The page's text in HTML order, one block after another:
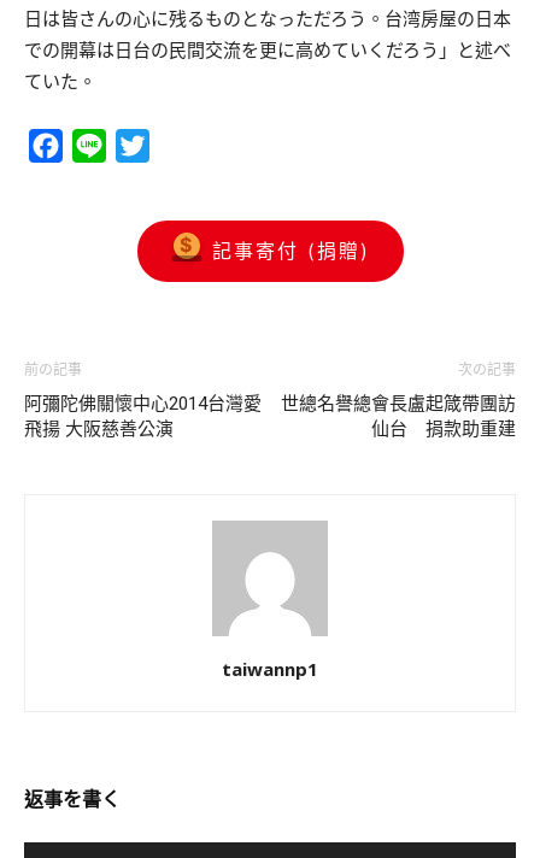
日は皆さんの心に残るものとなっただろう。台湾房屋の日本
での開幕は日台の民間交流を更に高めていくだろう」と述べ
ていた。
Facebook
Line
記事寄付 (捐贈)
前の記事
阿彌陀佛關懷中心2014台灣愛
飛揚 大阪慈善公演
次の記事
世總名譽總會長盧起箴帶團訪
仙台 捐款助重建
taiwannp1
返事を書く